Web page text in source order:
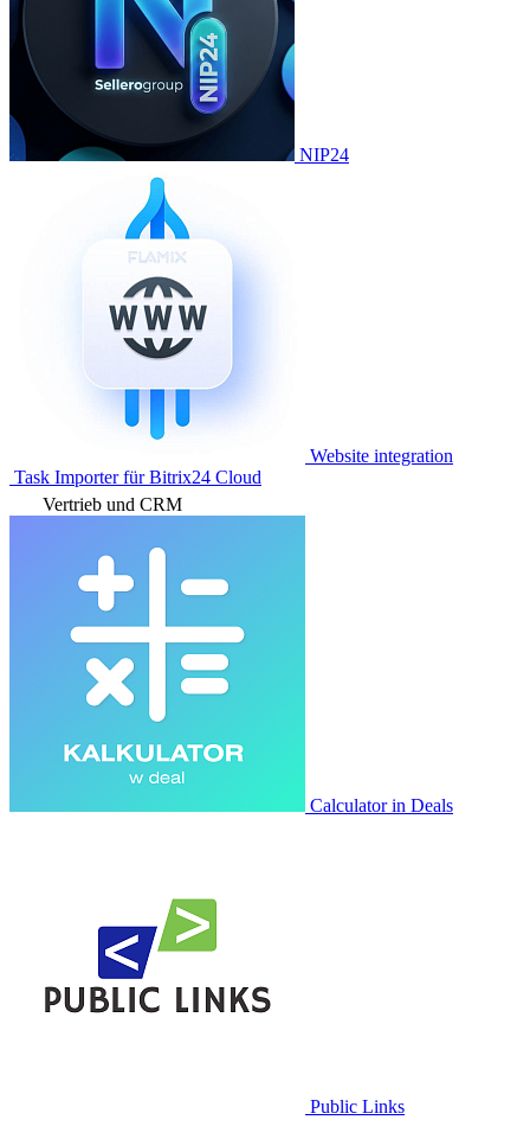
NIP24
Website integration
Task Importer für Bitrix24 Cloud
Vertrieb und CRM
Calculator in Deals
Public Links